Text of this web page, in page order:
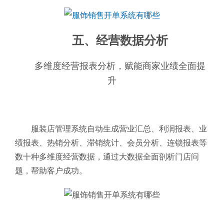
五、经营数据分析
多维度经营报表分析，赋能商家业绩全面提
升
服装店管理系统自动生成营业汇总、利润报表、业
绩报表、热销分析、滞销统计、会员分析、连锁报表等
数十种多维度经营数据，通过大数据全面剖析门店问
题，帮助客户成功。